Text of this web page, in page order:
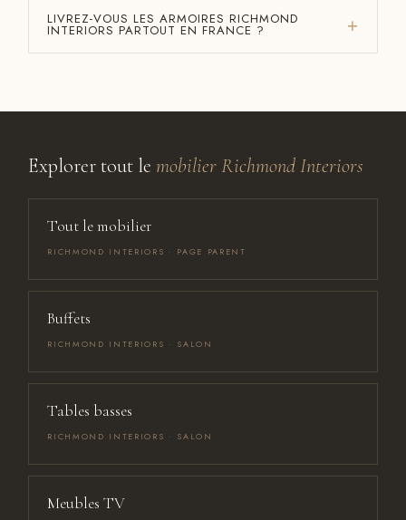
LIVREZ-VOUS LES ARMOIRES RICHMOND
INTERIORS PARTOUT EN FRANCE ?
Explorer tout lemobilier Richmond Interiors
Tout le mobilier
RICHMOND INTERIORS · PAGE PARENT
Buffets
RICHMOND INTERIORS · SALON
Tables basses
RICHMOND INTERIORS · SALON
Meubles TV